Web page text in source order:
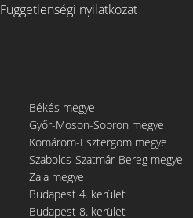
Függetlenségi nyilatkozat
Békés megye
Győr-Moson-Sopron megye
Komárom-Esztergom megye
Szabolcs-Szatmár-Bereg megye
Zala megye
Budapest 4. kerület
Budapest 8. kerület